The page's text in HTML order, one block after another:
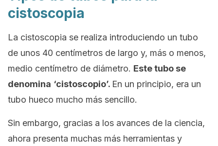
cistoscopia
La cistoscopia se realiza introduciendo un tubo
de unos 40 centímetros de largo y, más o menos,
medio centímetro de diámetro. Este tubo se
denomina ‘cistoscopio’. En un principio, era un
tubo hueco mucho más sencillo.
Sin embargo, gracias a los avances de la ciencia,
ahora presenta muchas más herramientas y